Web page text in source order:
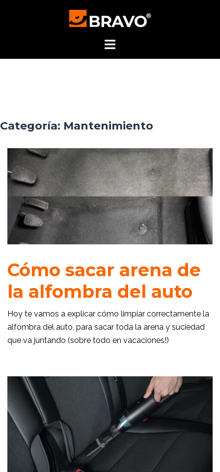
Categoría: Mantenimiento
Cómo sacar arena de
la alfombra del auto
Hoy te vamos a explicar cómo limpiar correctamente la
alfombra del auto, para sacar toda la arena y suciedad
que va juntando (sobre todo en vacaciones!)